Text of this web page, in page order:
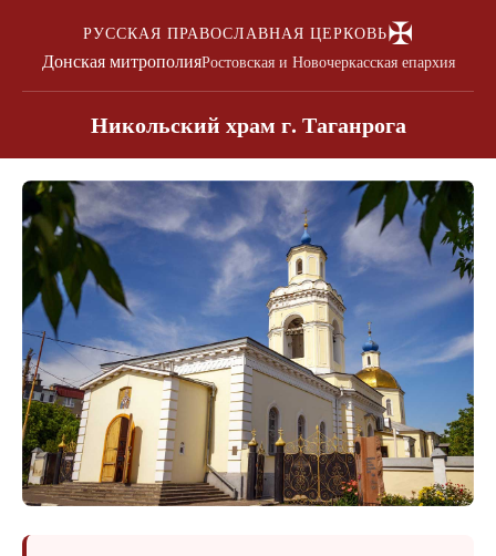
РУССКАЯ ПРАВОСЛАВНАЯ ЦЕРКОВЬ✠
Донская митрополияРостовская и Новочеркасская епархия
Никольский храм г. Таганрога